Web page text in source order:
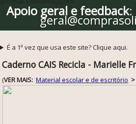
Apoio geral e feedback:
É a 1ª vez que usa este site? Clique aqui.
Caderno CAIS Recicla - Marielle
(VER MAIS: Material escolar e de escritório >